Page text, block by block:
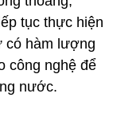
tục thực hiện
có hàm lượng
công nghệ để
nước.